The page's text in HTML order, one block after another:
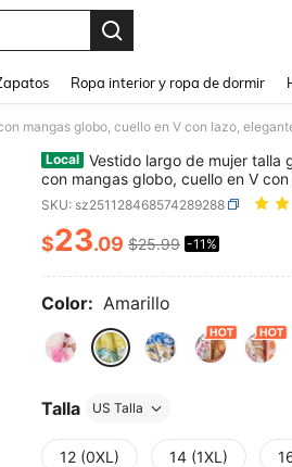
Ropa interior y ropa de dormir
mangas globo, cuello en V con lazo,
Local Vestido largo de mujer talla
con mangas globo, cuello en V
vacaciones, color amarillo
SKU: sz251128468574289288
PRICE AND
$23.09 $25.99 -11%
Color: Amarillo
Talla US Talla
12 (0XL) 14 (1XL)